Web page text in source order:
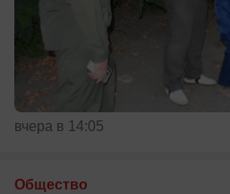
вчера в 14:05
Общество